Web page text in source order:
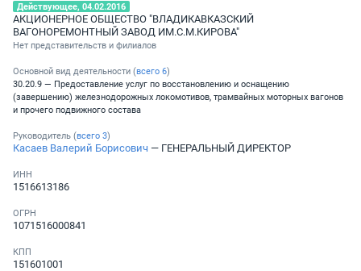
Действующее, 04.02.2016
АКЦИОНЕРНОЕ ОБЩЕСТВО "ВЛАДИКАВКАЗСКИЙ
ВАГОНОРЕМОНТНЫЙ ЗАВОД ИМ.С.М.КИРОВА"
Нет представительств и филиалов
Основной вид деятельности (всего 6)
30.20.9 — Предоставление услуг по восстановлению и оснащению
(завершению) железнодорожных локомотивов, трамвайных моторных вагонов
и прочего подвижного состава
Руководитель (всего 3)
Касаев Валерий Борисович — ГЕНЕРАЛЬНЫЙ ДИРЕКТОР
ИНН
1516613186
ОГРН
1071516000841
КПП
151601001